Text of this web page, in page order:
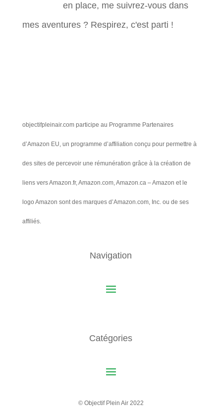
en place, me suivrez-vous dans
mes aventures ? Respirez, c'est parti !
objectifpleinair.com participe au Programme Partenaires
d’Amazon EU, un programme d’affiliation conçu pour permettre à
des sites de percevoir une rémunération grâce à la création de
liens vers Amazon.fr, Amazon.com, Amazon.ca – Amazon et le
logo Amazon sont des marques d’Amazon.com, Inc. ou de ses
affiliés.
Navigation
Catégories
© Objectif Plein Air 2022